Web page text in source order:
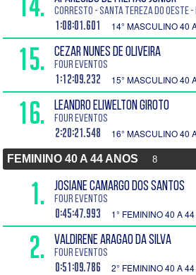
Corresto - Santa Tereza do Oeste -
1:08:01.601 14° MASCULINO 40
15. CEZAR NUNES DE OLIVEIRA
Four Eventos
1:12:09.232 15° MASCULINO 40
16. LEANDRO ELIWELTON GIROTO
Four Eventos
2:20:21.548 16° MASCULINO 40
FEMININO 40 A 44 ANOS 8
1. JOSIANE CAMARGO DOS SANTOS
Four Eventos
0:45:47.993 1° FEMININO 40 A
2. VALDIRENE ARAGAO DA SILVA
Four Eventos
0:51:09.786 2° FEMININO 40 A